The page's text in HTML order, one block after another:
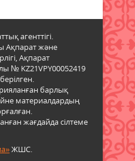
55
қақты:
градусқа
67
агенттігі.
Ақпарат және
Ақпарат
№ KZ21VPY00052419
барлық
материалдардың
жағдайда сілтеме
ЖШС.